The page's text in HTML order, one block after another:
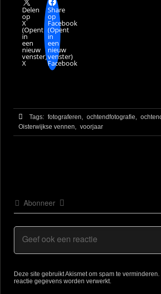
Delen
op
X
(Opent
in
een
nieuw
venster)
X
Share
op
Facebook
(Opent
in
een
nieuw
venster)
Facebook
Tags: fotograferen, ochtendfotografie,
Oisterwijkse vennen, voorjaar
Abonneer
Deze site gebruikt Akismet om spam te verminderen.
reactie gegevens worden verwerkt.